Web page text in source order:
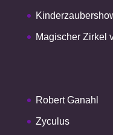
Magischer Zirkel
Robert Ganahl
Zyculus